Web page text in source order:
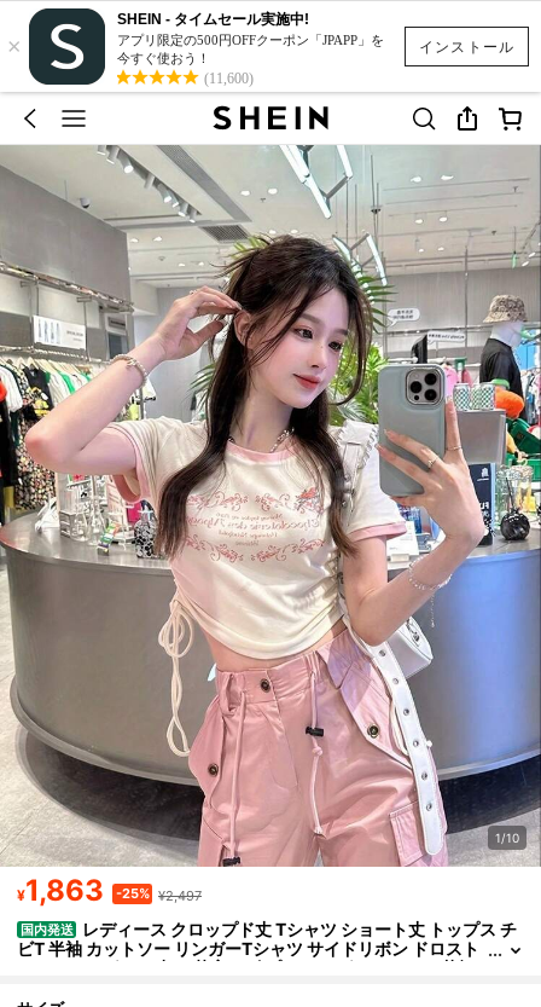
インストール
×
SHEIN - タイムセール実施中!
アプリ限定の500円OFFクーポン「JPAPP」を
今すぐ使おう！
(11,600)
1/10
¥1,863 -25% ¥2,497
国内発送
レディース クロップド丈 Tシャツ ショート丈 トップス チ
ビT 半袖 カットソー リンガーTシャツ サイドリボン ドロスト
シャーリング へそ出し 英字ロゴ プリント グラフィック 花柄